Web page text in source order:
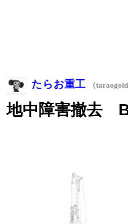
たらお重工 （taraogold
地中障害撤去